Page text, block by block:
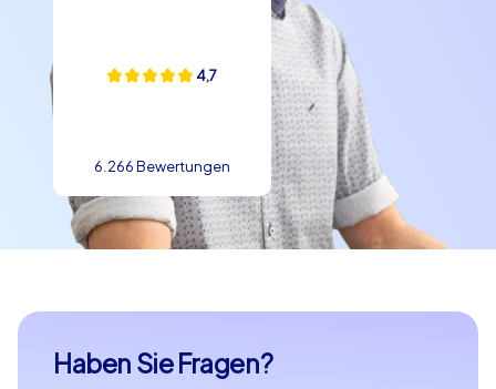
4,7
6.266 Bewertungen
Haben Sie Fragen?